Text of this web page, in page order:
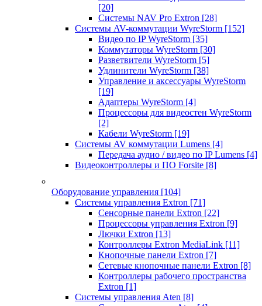
[20]
Системы NAV Pro Extron [28]
Системы AV-коммутации WyreStorm [152]
Видео по IP WyreStorm [35]
Коммутаторы WyreStorm [30]
Разветвители WyreStorm [5]
Удлинители WyreStorm [38]
Управление и аксессуары WyreStorm
[19]
Адаптеры WyreStorm [4]
Процессоры для видеостен WyreStorm
[2]
Кабели WyreStorm [19]
Системы AV коммутации Lumens [4]
Передача аудио / видео по IP Lumens [4]
Видеоконтроллеры и ПО Forsite [8]
Оборудование управления [104]
Системы управления Extron [71]
Сенсорные панели Extron [22]
Процессоры управления Extron [9]
Лючки Extron [13]
Контроллеры Extron MediaLink [11]
Кнопочные панели Extron [7]
Сетевые кнопочные панели Extron [8]
Контроллеры рабочего пространства
Extron [1]
Системы управления Aten [8]